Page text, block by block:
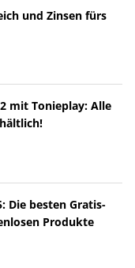
und Zinsen fürs
mit Tonieplay: Alle
Die besten Gratis-
Produkte